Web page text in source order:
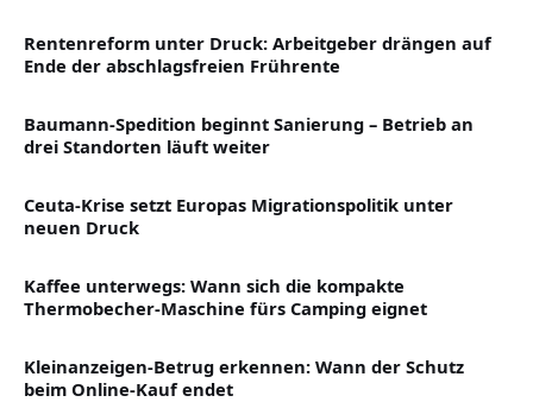
Rentenreform unter Druck: Arbeitgeber drängen auf
Ende der abschlagsfreien Frührente
Baumann-Spedition beginnt Sanierung – Betrieb an
drei Standorten läuft weiter
Ceuta-Krise setzt Europas Migrationspolitik unter
neuen Druck
Kaffee unterwegs: Wann sich die kompakte
Thermobecher-Maschine fürs Camping eignet
Kleinanzeigen-Betrug erkennen: Wann der Schutz
beim Online-Kauf endet